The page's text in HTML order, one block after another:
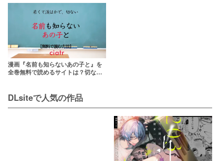
漫画『名前も知らないあの子と』を
全巻無料で読めるサイトは？切なく
DLsiteで人気の作品